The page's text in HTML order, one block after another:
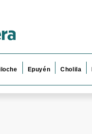
Epuyén Cholila